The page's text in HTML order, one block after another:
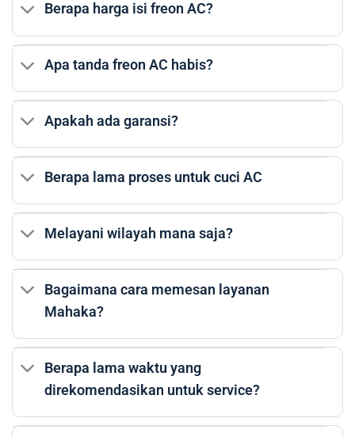
Berapa harga isi freon AC?
Apa tanda freon AC habis?
Apakah ada garansi?
Berapa lama proses untuk cuci AC
Melayani wilayah mana saja?
Bagaimana cara memesan layanan
Mahaka?
Berapa lama waktu yang
direkomendasikan untuk service?